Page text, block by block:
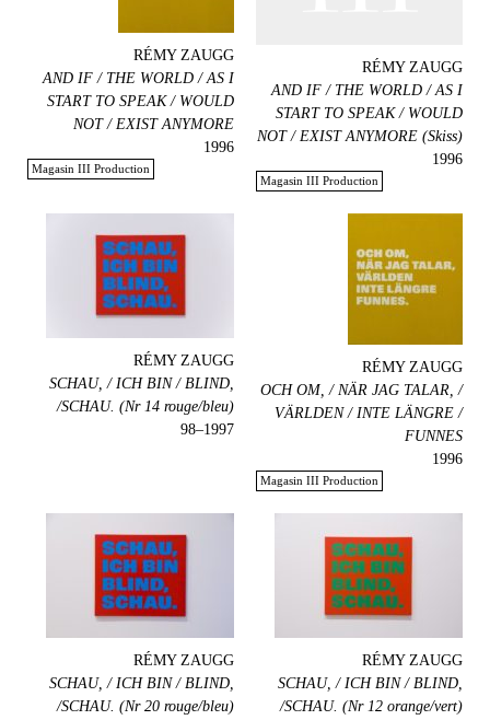
RÉMY ZAUGG
AND IF / THE WORLD / AS I
START TO SPEAK / WOULD
NOT / EXIST ANYMORE (Skiss)
1996
Magasin III Production
RÉMY ZAUGG
AND IF / THE WORLD / AS I
START TO SPEAK / WOULD
NOT / EXIST ANYMORE
1996
Magasin III Production
RÉMY ZAUGG
OCH OM, / NÄR JAG TALAR, /
VÄRLDEN / INTE LÄNGRE /
FUNNES
1996
Magasin III Production
RÉMY ZAUGG
SCHAU, / ICH BIN / BLIND,
/SCHAU. (Nr 14 rouge/bleu)
1997–98
RÉMY ZAUGG
SCHAU, / ICH BIN / BLIND,
/SCHAU. (Nr 12 orange/vert)
RÉMY ZAUGG
SCHAU, / ICH BIN / BLIND,
/SCHAU. (Nr 20 rouge/bleu)